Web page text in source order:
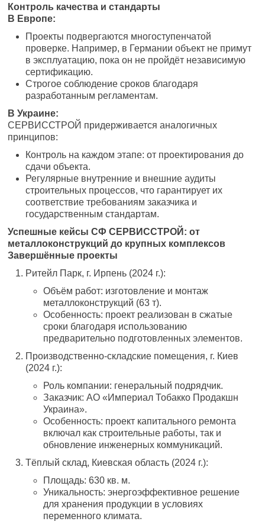
Контроль качества и стандарты
В Европе:
Проекты подвергаются многоступенчатой
проверке. Например, в Германии объект не примут
в эксплуатацию, пока он не пройдёт независимую
сертификацию.
Строгое соблюдение сроков благодаря
разработанным регламентам.
В Украине:
СЕРВИССТРОЙ придерживается аналогичных
принципов:
Контроль на каждом этапе: от проектирования до
сдачи объекта.
Регулярные внутренние и внешние аудиты
строительных процессов, что гарантирует их
соответствие требованиям заказчика и
государственным стандартам.
Успешные кейсы СФ СЕРВИССТРОЙ: от
металлоконструкций до крупных комплексов
Завершённые проекты
Ритейл Парк, г. Ирпень (2024 г.):
Объём работ: изготовление и монтаж
металлоконструкций (63 т).
Особенность: проект реализован в сжатые
сроки благодаря использованию
предварительно подготовленных элементов.
Производственно-складские помещения, г. Киев
(2024 г.):
Роль компании: генеральный подрядчик.
Заказчик: АО «Империал Тобакко Продакшн
Украина».
Особенность: проект капитального ремонта
включал как строительные работы, так и
обновление инженерных коммуникаций.
Тёплый склад, Киевская область (2024 г.):
Площадь: 630 кв. м.
Уникальность: энергоэффективное решение
для хранения продукции в условиях
переменного климата.